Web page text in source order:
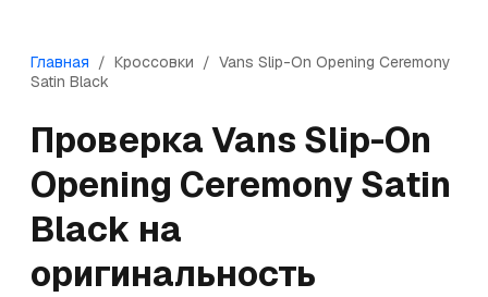
Главная / Кроссовки / Vans Slip-On Opening Ceremony
Satin Black
ПроверкаVans Slip-On
Opening Ceremony Satin
Black на
оригинальность